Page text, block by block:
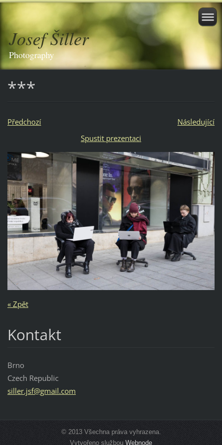
Josef Šiller
Photography
***
Předchozí
Následující
Spustit prezentaci
« Zpět
Kontakt
Brno
Czech Republic
siller.jsf@gmail.com
© 2013 Všechna práva vyhrazena.
Vytvořeno službouWebnode